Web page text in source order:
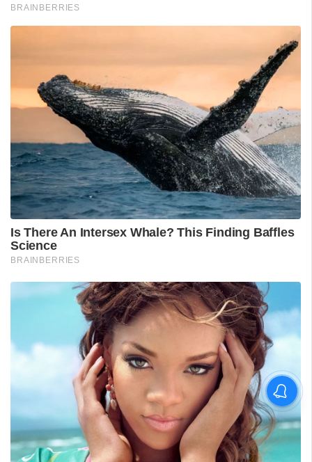
വിദ്യാർഥിയെ മർദിച്ചെന്ന
പരാതിയിൽ പാലക്കാട്
അധ്യാപകനെ
സസ്‌പെൻഡ് ചെയ്തു